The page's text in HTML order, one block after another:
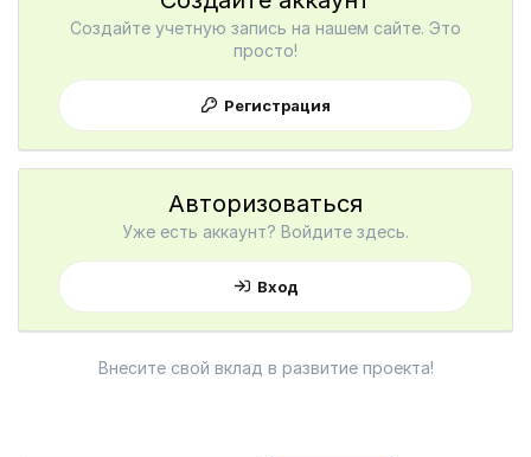
Создайте учетную запись на нашем сайте. Это
просто!
Регистрация
Авторизоваться
Уже есть аккаунт? Войдите здесь.
Вход
Внесите свой вклад в развитие проекта!